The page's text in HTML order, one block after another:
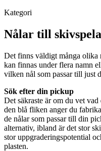
Kategori
Nålar till
Det finns väldigt många olika
kan finnas under flera namn
vilken nål som passar till just
Sök efter din pickup
Det säkraste är om du vet
den blå fliken anger du
de nålar som passar till din
alternativ, ibland är det stor
stor uppgraderingspotential
plasten.